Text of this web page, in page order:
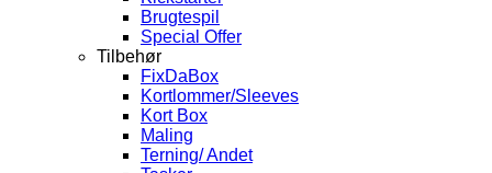
Brugtespil
Special Offer
Tilbehør
FixDaBox
Kortlommer/Sleeves
Kort Box
Maling
Terning/ Andet